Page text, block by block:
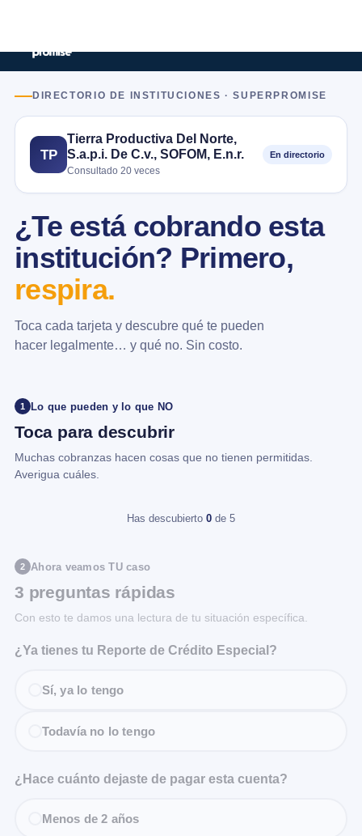
DIRECTORIO DE INSTITUCIONES · SUPERPROMISE
TP
Tierra Productiva Del Norte,
S.a.p.i. De C.v., SOFOM, E.n.r.
Consultado 20 veces
En directorio
¿Te está cobrando esta
institución? Primero,
respira.
Toca cada tarjeta y descubre qué te pueden
hacer legalmente… y qué no. Sin costo.
1 Lo que pueden y lo que NO
Toca para descubrir
Muchas cobranzas hacen cosas que no tienen permitidas.
Averigua cuáles.
Has descubierto 0 de 5
2 Ahora veamos TU caso
3 preguntas rápidas
Con esto te damos una lectura de tu situación específica.
¿Ya tienes tu Reporte de Crédito Especial?
Sí, ya lo tengo
Todavía no lo tengo
¿Hace cuánto dejaste de pagar esta cuenta?
Menos de 2 años